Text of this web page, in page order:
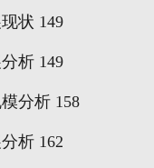
状 149
析149
分析158
析162